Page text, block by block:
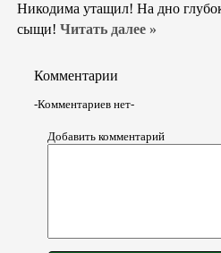
Никодима утащил! На дно
сыщи! Читать далее »
Комментарии
-Комментариев нет-
Добавить комментарий